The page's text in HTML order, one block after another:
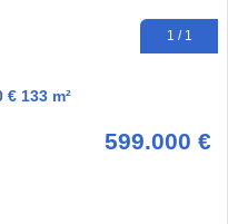
1 / 1
133 m²
599.000 €